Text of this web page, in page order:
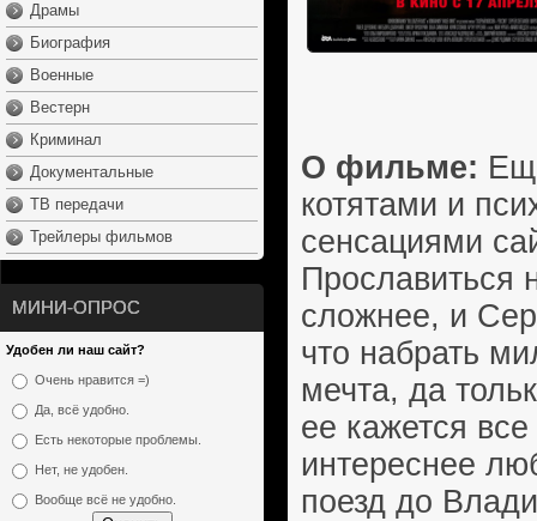
Драмы
Биография
Военные
Вестерн
Криминал
Документальные
ТВ передачи
Трейлеры фильмов
МИНИ-ОПРОС
Удобен ли наш сайт?
Очень нравится =)
Да, всё удобно.
Есть некоторые проблемы.
Нет, не удобен.
Вообще всё не удобно.
О фильме:
котятами и
сенсациями
Прославиться
сложнее, и
что набрать
мечта, да
ее кажется
интереснее
поезд до